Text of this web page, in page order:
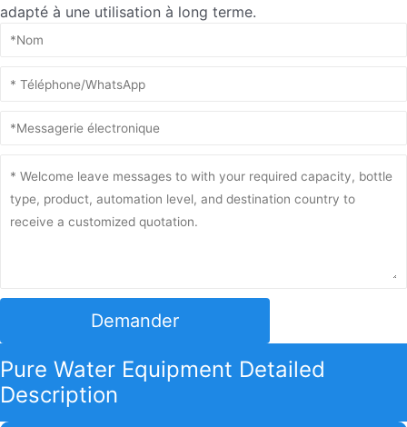
adapté à une utilisation à long terme.
Demander
Pure Water Equipment Detailed
Description